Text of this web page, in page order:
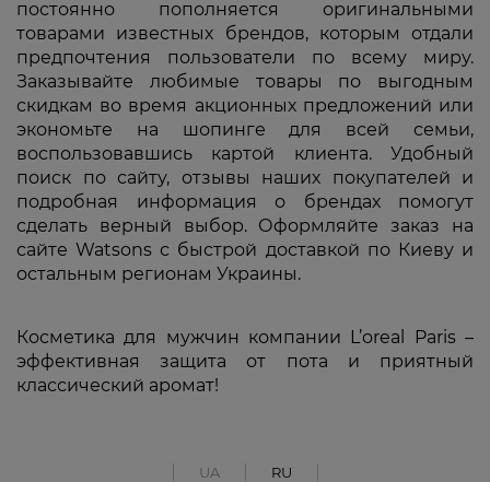
постоянно пополняется оригинальными
товарами известных брендов, которым отдали
предпочтения пользователи по всему миру.
Заказывайте любимые товары по выгодным
скидкам во время акционных предложений или
экономьте на шопинге для всей семьи,
воспользовавшись картой клиента. Удобный
поиск по сайту, отзывы наших покупателей и
подробная информация о брендах помогут
сделать верный выбор. Оформляйте заказ на
сайте Watsons с быстрой доставкой по Киеву и
остальным регионам Украины.
Косметика для мужчин компании L’oreal Paris –
эффективная защита от пота и приятный
классический аромат!
UA RU